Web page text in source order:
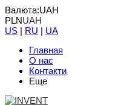
Валюта:UAH
PLNUAH
US | RU | UA
Главная
О нас
Контакти
Еще